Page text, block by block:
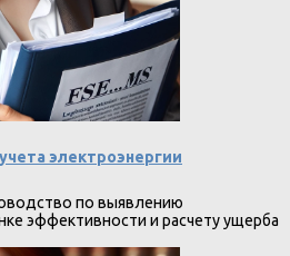
электроэнергии
по выявлению
эффективности и расчету ущерба